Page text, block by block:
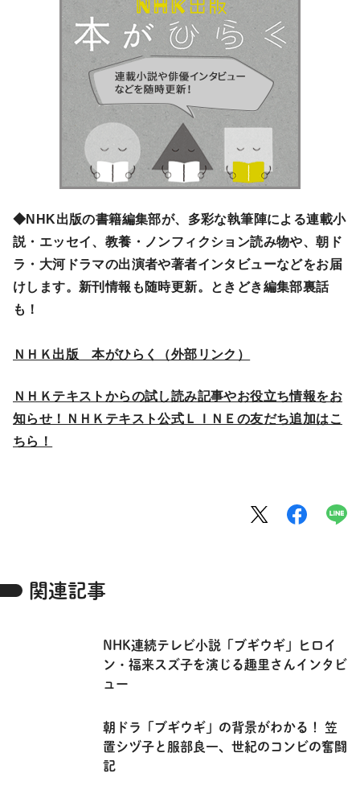
◆NHK出版の書籍編集部が、多彩な執筆陣による連載小
説・エッセイ、教養・ノンフィクション読み物や、朝ド
ラ・大河ドラマの出演者や著者インタビューなどをお届
けします。新刊情報も随時更新。ときどき編集部裏話
も！
ＮＨＫ出版 本がひらく（外部リンク）
ＮＨＫテキストからの試し読み記事やお役立ち情報をお
知らせ！ＮＨＫテキスト公式ＬＩＮＥの友だち追加はこ
ちら！
関連記事
NHK連続テレビ小説「ブギウギ」ヒロイ
ン・福来スズ子を演じる趣里さんインタビ
ュー
朝ドラ「ブギウギ」の背景がわかる！ 笠
置シヅ子と服部良一、世紀のコンビの奮闘
記